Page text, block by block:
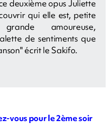
deuxième opus Juliette
qui elle est, petite
amoureuse,
de sentiments que
écrit le Sakifo.
vous pour le 2ème soir